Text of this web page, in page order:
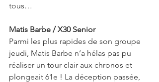
tous…
Matis Barbe / X30 Senior
Parmi les plus rapides de son groupe
jeudi, Matis Barbe n’a hélas pas pu
réaliser un tour clair aux chronos et
plongeait 61e ! La déception passée,